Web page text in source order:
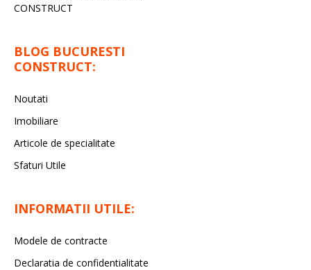
CONSTRUCT
BLOG BUCURESTI
CONSTRUCT:
Noutati
Imobiliare
Articole de specialitate
Sfaturi Utile
INFORMATII UTILE:
Modele de contracte
Declaratia de confidentialitate